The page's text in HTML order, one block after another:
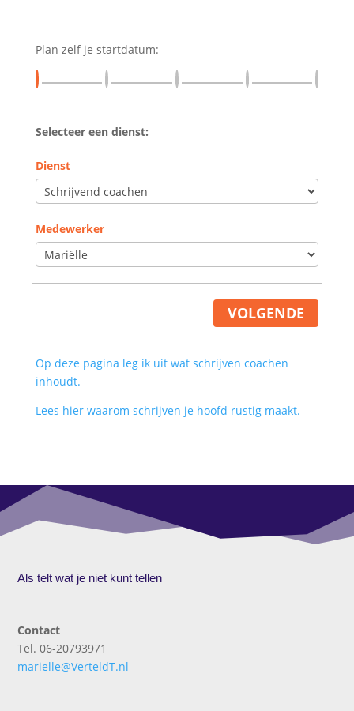
Plan zelf je startdatum:
Selecteer een dienst:
Dienst
Medewerker
VOLGENDE
Op deze pagina leg ik uit wat schrijven coachen
inhoudt.
Lees hier waarom schrijven je hoofd rustig maakt.
Als telt wat je niet kunt tellen
Contact
Tel. 06-20793971
marielle@VerteldT.nl